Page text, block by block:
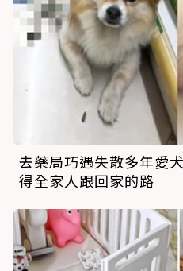
去藥局巧遇失散多年愛
得全家人跟回家的路